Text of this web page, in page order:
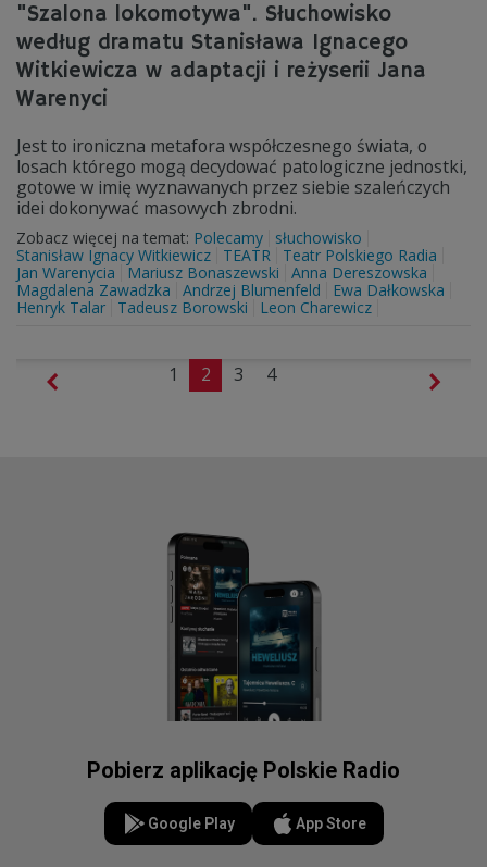
"Szalona lokomotywa". Słuchowisko
według dramatu Stanisława Ignacego
Witkiewicza w adaptacji i reżyserii Jana
Warenyci
Jest to ironiczna metafora współczesnego świata, o
losach którego mogą decydować patologiczne jednostki,
gotowe w imię wyznawanych przez siebie szaleńczych
idei dokonywać masowych zbrodni.
Zobacz więcej na temat: Polecamy
słuchowisko
Stanisław Ignacy Witkiewicz
TEATR
Teatr Polskiego Radia
Jan Warenycia
Mariusz Bonaszewski
Anna Dereszowska
Magdalena Zawadzka
Andrzej Blumenfeld
Ewa Dałkowska
Henryk Talar
Tadeusz Borowski Leon Charewicz
1 2 3 4
Pobierz aplikację Polskie Radio
Google Play App Store